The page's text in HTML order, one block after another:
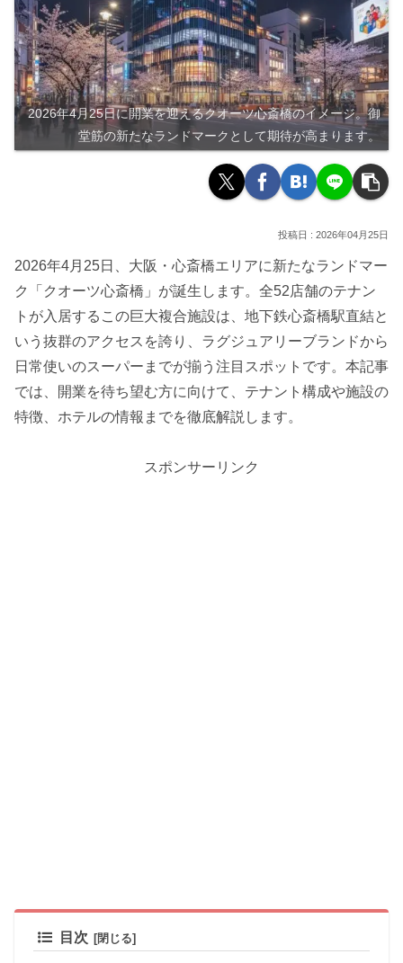
2026年4月25日に開業を迎えるクオーツ心斎橋のイメージ。御
堂筋の新たなランドマークとして期待が高まります。
2026年04月25日
2026年4月25日、大阪・心斎橋エリアに新たなランドマー
ク「クオーツ心斎橋」が誕生します。全52店舗のテナン
トが入居するこの巨大複合施設は、地下鉄心斎橋駅直結と
いう抜群のアクセスを誇り、ラグジュアリーブランドから
日常使いのスーパーまでが揃う注目スポットです。本記事
では、開業を待ち望む方に向けて、テナント構成や施設の
特徴、ホテルの情報までを徹底解説します。
スポンサーリンク
目次